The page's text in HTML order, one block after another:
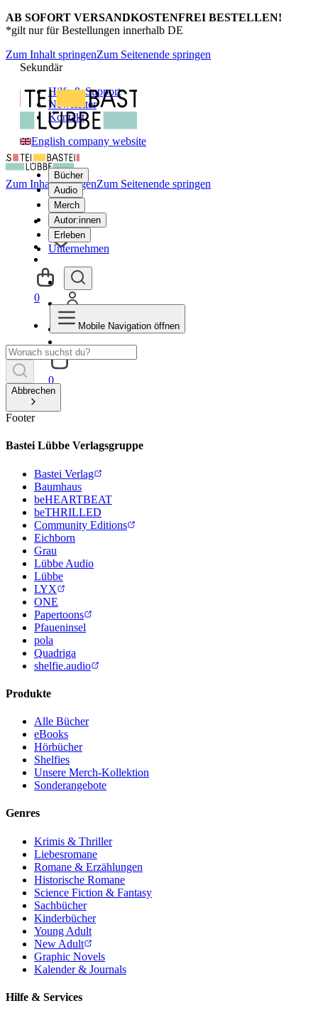
AB SOFORT VERSANDKOSTENFREI BESTELLEN!
*gilt nur für Bestellungen innerhalb DE
Zum Inhalt springenZum Seitenende springen
Sekundär
Hilfe & Support
Newsletter
Kontakt
English company website
Bücher
Audio
Merch
Autor:innen
Erleben
Unternehmen
0
Zum Inhalt springenZum Seitenende springen
0
Mobile Navigation öffnen
Abbrechen
Footer
Bastei Lübbe Verlagsgruppe
Bastei Verlag
Baumhaus
beHEARTBEAT
beTHRILLED
Community Editions
Eichborn
Grau
Lübbe Audio
Lübbe
LYX
ONE
Papertoons
Pfaueninsel
pola
Quadriga
shelfie.audio
Produkte
Alle Bücher
eBooks
Hörbücher
Shelfies
Unsere Merch-Kollektion
Sonderangebote
Genres
Krimis & Thriller
Liebesromane
Romane & Erzählungen
Historische Romane
Science Fiction & Fantasy
Sachbücher
Kinderbücher
Young Adult
New Adult
Graphic Novels
Kalender & Journals
Hilfe & Services